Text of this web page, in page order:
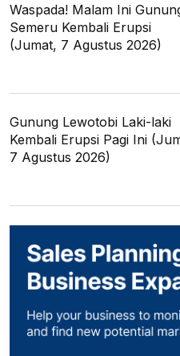
Waspada! Malam Ini
Semeru Kembali Erupsi
(Jumat, 7 Agustus 2026)
Gunung Lewotobi Laki-laki
Kembali Erupsi Pagi Ini
7 Agustus 2026)